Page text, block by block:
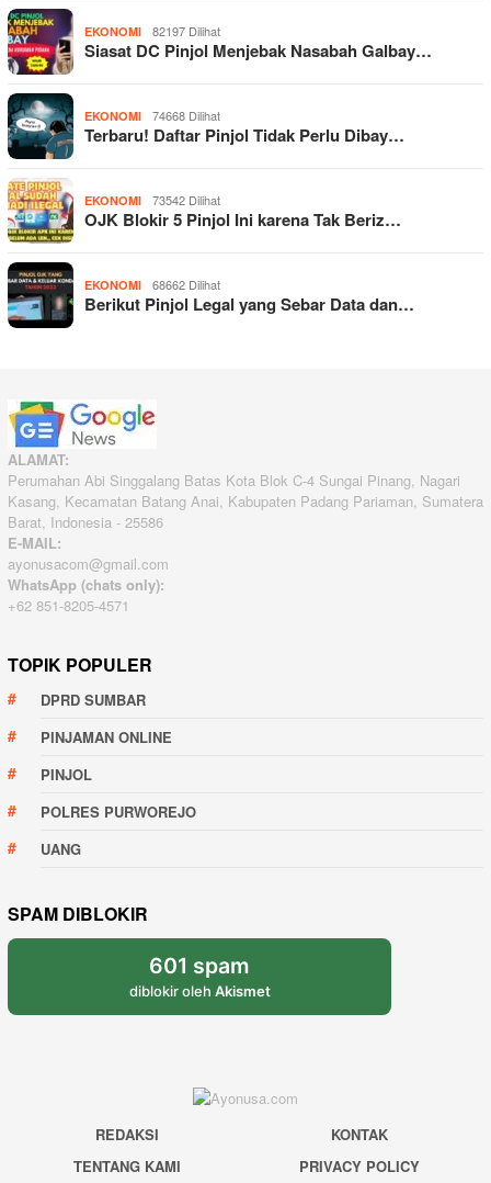
EKONOMI 82197 Dilihat
Siasat DC Pinjol Menjebak Nasabah Galbay…
EKONOMI 74668 Dilihat
Terbaru! Daftar Pinjol Tidak Perlu Dibay…
EKONOMI 73542 Dilihat
OJK Blokir 5 Pinjol Ini karena Tak Beriz…
EKONOMI 68662 Dilihat
Berikut Pinjol Legal yang Sebar Data dan…
ALAMAT:
Perumahan Abi Singgalang Batas Kota Blok C-4 Sungai Pinang, Nagari
Kasang, Kecamatan Batang Anai, Kabupaten Padang Pariaman, Sumatera
Barat, Indonesia - 25586
E-MAIL:
ayonusacom@gmail.com
WhatsApp (chats only):
+62 851-8205-4571
TOPIK POPULER
DPRD SUMBAR
PINJAMAN ONLINE
PINJOL
POLRES PURWOREJO
UANG
SPAM DIBLOKIR
601 spam
diblokir oleh Akismet
REDAKSI
KONTAK
TENTANG KAMI
PRIVACY POLICY